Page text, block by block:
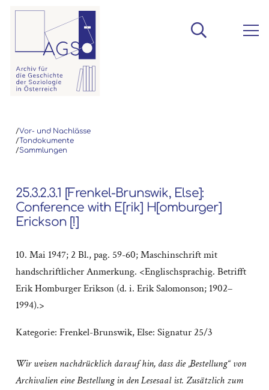
/Vor- und Nachlässe
/Tondokumente
/Sammlungen
25.3.2.3.1 [Frenkel-Brunswik, Else]:
Conference with E[rik] H[omburger]
Erickson [!]
10. Mai 1947; 2 Bl., pag. 59-60; Maschinschrift mit
handschriftlicher Anmerkung. <Englischsprachig. Betrifft
Erik Homburger Erikson (d. i. Erik Salomonson; 1902–
1994).>
Kategorie: Frenkel-Brunswik, Else: Signatur 25/3
Wir weisen nachdrücklich darauf hin, dass die „Bestellung“ von
Archivalien eine Bestellung in den Lesesaal ist. Zusätzlich zum